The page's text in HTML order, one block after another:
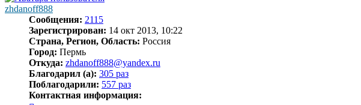
zhdanoff888
Сообщения: 2115
Зарегистрирован: 14 окт 2013, 10:22
Страна, Регион, Область: Россия
Город: Пермь
Откуда: zhdanoff888@yandex.ru
Благодарил (а): 305 раз
Поблагодарили: 557 раз
Контактная информация: